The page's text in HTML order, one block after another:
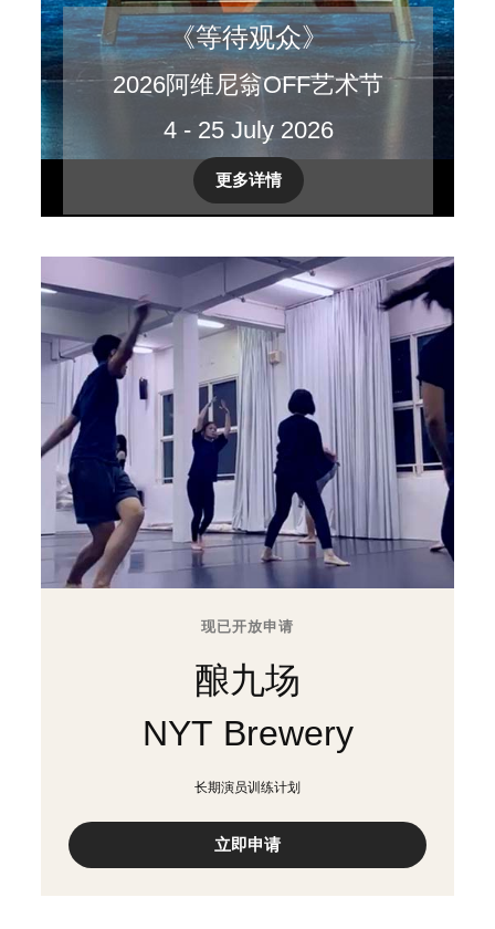
《等待观众》
2026阿维尼翁OFF艺术节
4 - 25 July 2026
更多详情
现已开放申请
酿九场
NYT Brewery
长期演员训练计划
立即申请